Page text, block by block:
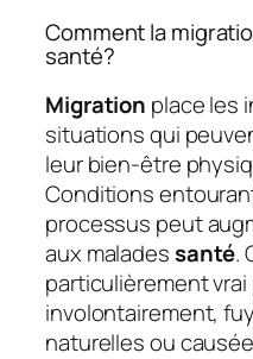
Comment la
santé?
Migration place les
situations qui
leur bien-être
Conditions
processus peut
aux maladessanté.
particulièrement
involontairement,
naturelles ou